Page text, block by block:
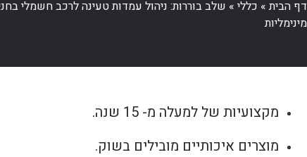
דף הבית» כללי » שלב בוררות: ניהול עמדות טעינה לרכב חשמלי
מינימליות
מקצועיות של למעלה מ- 15 שנה.
מוצרים איכותיים מובילים בשוק.